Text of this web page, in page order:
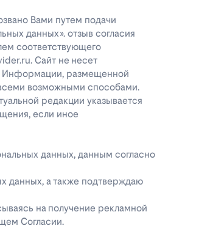
Вами путем подачи
данных». отзыв согласия
соответствующего
Сайт не несет
Информации, размещенной
возможными способами.
редакции указывается
если иное
данных, данным согласно
данных, а также подтверждаю
на получение рекламной
Согласии.